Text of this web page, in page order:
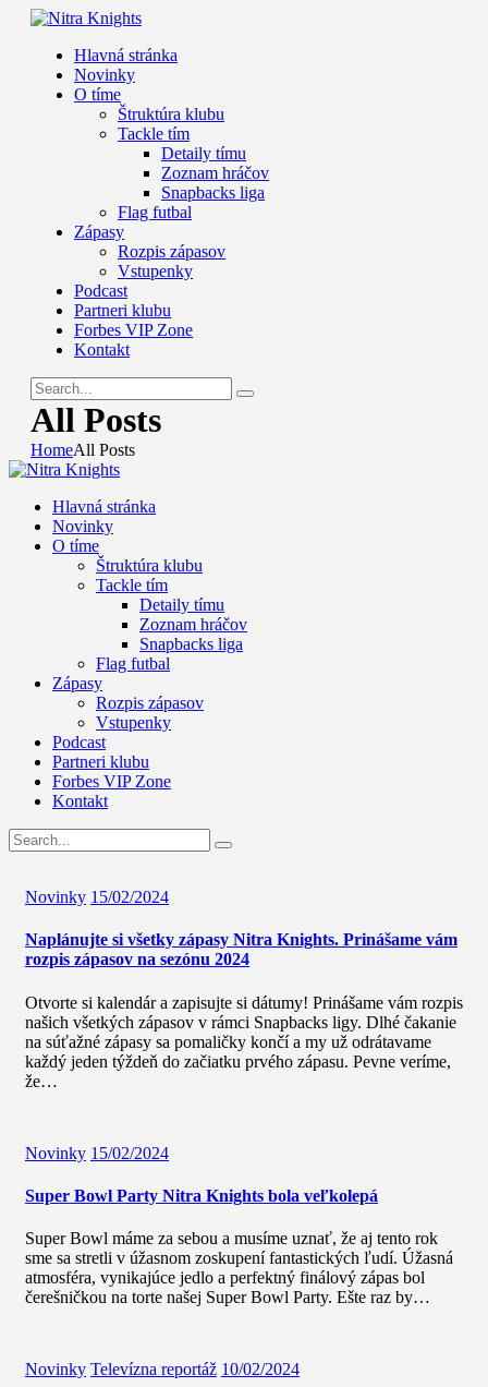
Hlavná stránka
Novinky
O tíme
Štruktúra klubu
Tackle tím
Detaily tímu
Zoznam hráčov
Snapbacks liga
Flag futbal
Zápasy
Rozpis zápasov
Vstupenky
Podcast
Partneri klubu
Forbes VIP Zone
Kontakt
All Posts
HomeAll Posts
Hlavná stránka
Novinky
O tíme
Štruktúra klubu
Tackle tím
Detaily tímu
Zoznam hráčov
Snapbacks liga
Flag futbal
Zápasy
Rozpis zápasov
Vstupenky
Podcast
Partneri klubu
Forbes VIP Zone
Kontakt
Novinky 15/02/2024
Naplánujte si všetky zápasy Nitra Knights. Prinášame vám
rozpis zápasov na sezónu 2024
Otvorte si kalendár a zapisujte si dátumy! Prinášame vám rozpis
našich všetkých zápasov v rámci Snapbacks ligy. Dlhé čakanie
na súťažné zápasy sa pomaličky končí a my už odrátavame
každý jeden týždeň do začiatku prvého zápasu. Pevne veríme,
že…
Novinky 15/02/2024
Super Bowl Party Nitra Knights bola veľkolepá
Super Bowl máme za sebou a musíme uznať, že aj tento rok
sme sa stretli v úžasnom zoskupení fantastických ľudí. Úžasná
atmosféra, vynikajúce jedlo a perfektný finálový zápas bol
čerešničkou na torte našej Super Bowl Party. Ešte raz by…
Novinky Televízna reportáž 10/02/2024